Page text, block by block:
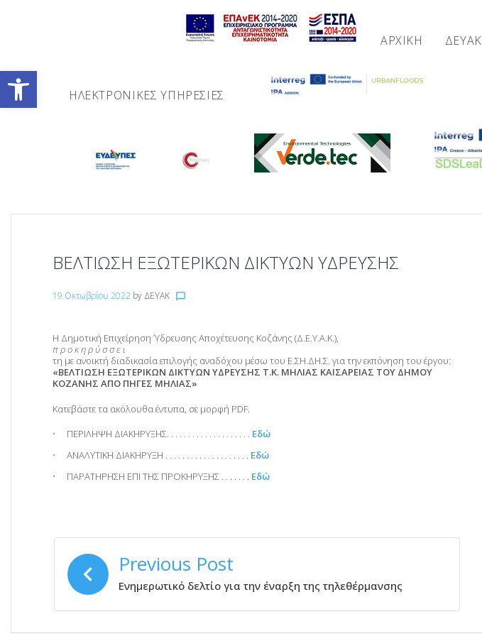
Ανοίξτε τη γραμμή εργαλείων
ΑΡΧΙΚΉ ΔΕΥΑΚ
ΗΛΕΚΤΡΟΝΙΚΈΣ ΥΠΗΡΕΣΊΕΣ
ΒΕΛΤΙΩΣΗ ΕΞΩΤΕΡΙΚΩΝ ΔΙΚΤΥΩΝ ΥΔΡΕΥΣΗΣ
19 Οκτωβρίου 2022 by ΔΕΥΑΚ chat_bubble_outline
Η Δημοτική Επιχείρηση Ύδρευσης Αποχέτευσης Κοζάνης (Δ.Ε.Υ.Α.Κ.),
π ρ ο κ η ρ ύ σ σ ε ι
τη με ανοικτή διαδικασία επιλογής αναδόχου μέσω του Ε.ΣΗ.ΔΗ.Σ. για την εκπόνηση του έργου:
«ΒΕΛΤΙΩΣΗ ΕΞΩΤΕΡΙΚΩΝ ΔΙΚΤΥΩΝ ΥΔΡΕΥΣΗΣ Τ.Κ. ΜΗΛΙΑΣ ΚΑΙΣΑΡΕΙΑΣ ΤΟΥ ΔΗΜΟΥ
ΚΟΖΑΝΗΣ ΑΠΟ ΠΗΓΕΣ ΜΗΛΙΑΣ»
Κατεβάστε τα ακόλουθα έντυπα, σε μορφή PDF.
ΠΕΡΙΛΗΨΗ ΔΙΑΚΗΡΥΞΗΣ. . . . . . . . . . . . . . . . . . . . Εδώ
ΑΝΑΛΥΤΙΚΗ ΔΙΑΚΗΡΥΞΗ . . . . . . . . . . . . . . . . . . . . Εδώ
ΠΑΡΑΤΗΡΗΣΗ ΕΠΙ ΤΗΣ ΠΡΟΚΗΡΥΞΗΣ . . . . . . . Εδώ
ΠΛΟΉΓΗΣΗ
ΆΡΘΡΩΝPrevious Post
Ενημερωτικό δελτίο για την έναρξη της τηλεθέρμανσης